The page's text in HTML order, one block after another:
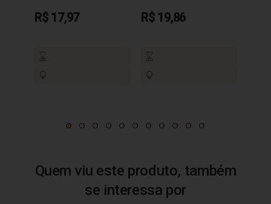
R$ 17,97 R$ 19,86
Quem viu este produto, também
se interessa por